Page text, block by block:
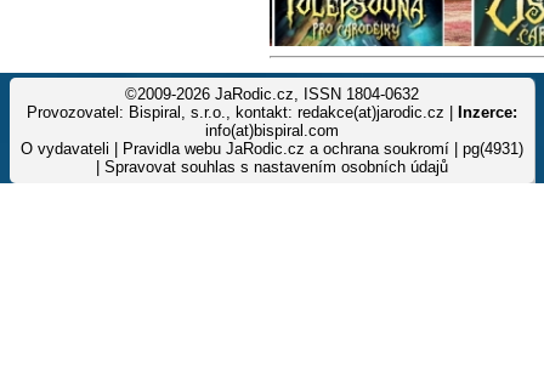
©2009-2026 JaRodic.cz, ISSN 1804-0632
Provozovatel: Bispiral, s.r.o., kontakt: redakce(at)jarodic.cz |
Inzerce:
info(at)bispiral.com
O vydavateli
Pravidla webu JaRodic.cz a ochrana soukromí | pg(4931)
Spravovat souhlas s nastavením osobních údajů